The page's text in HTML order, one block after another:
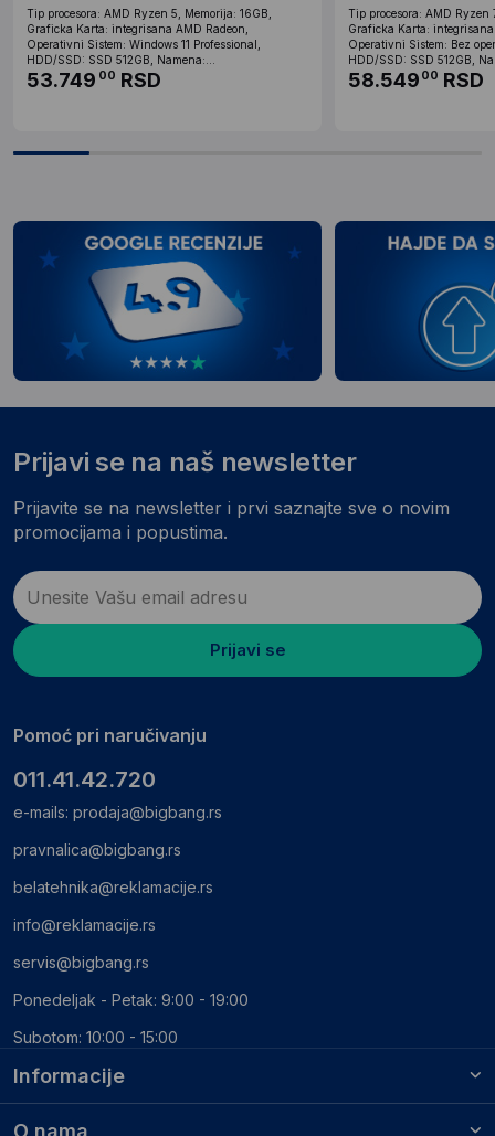
Tip procesora: AMD Ryzen 5, Memorija: 16GB,
Graficka Karta: integrisana AMD Radeon,
Operativni Sistem: Windows 11 Professional,
HDD/SSD: SSD 512GB, Namena:...
53.749 00 RSD
Tip procesora: AMD Ryzen
Graficka Karta: integrisana
Operativni Sistem: Bez
HDD/SSD: SSD 512GB,
58.549 00 RSD
Informacije
O nama
Prijavi se na naš newsletter
Prijavite se na newsletter i prvi saznajte sve o novim
promocijama i popustima.
Prijavi se
Pomoć pri naručivanju
011.41.42.720
e-mails: prodaja@bigbang.rs
pravnalica@bigbang.rs
belatehnika@reklamacije.rs
info@reklamacije.rs
servis@bigbang.rs
Ponedeljak - Petak: 9:00 - 19:00
Subotom: 10:00 - 15:00